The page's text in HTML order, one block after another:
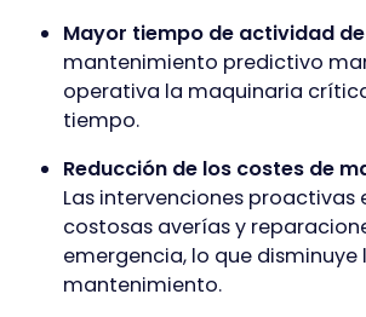
Mayor tiempo de actividad
mantenimiento predictivo
operativa la maquinaria
tiempo.
Reducción de los costes de
Las intervenciones proactivas
costosas averías y
emergencia, lo que disminuye
mantenimiento.